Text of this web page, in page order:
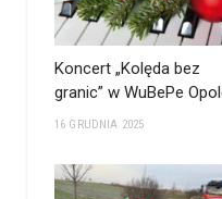
Koncert „Kolęda bez
granic” w WuBePe
16 GRUDNIA 2025